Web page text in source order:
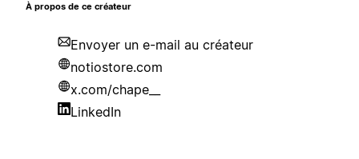
À propos de ce créateur
Envoyer un e-mail au créateur
notiostore.com
x.com/chape__
LinkedIn